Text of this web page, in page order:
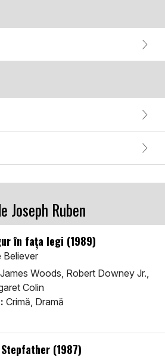
Joseph Ruben
în fața legi (1989)
Believer
James Woods, Robert Downey Jr.,
Colin
Crimă, Dramă
(1987)